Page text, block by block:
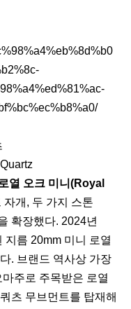
열 오크 미니(Royal
개, 두 가지 스톤
확장했다. 2024년
지름 20mm 미니 로열
. 브랜드 역사상 가장
주로 주목받은 로열
츠 무브먼트를 탑재해